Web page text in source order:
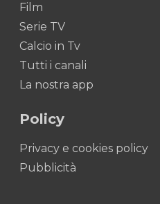
Film
Serie TV
Calcio in Tv
Tutti i canali
La nostra app
Policy
Privacy e cookies policy
Pubblicità